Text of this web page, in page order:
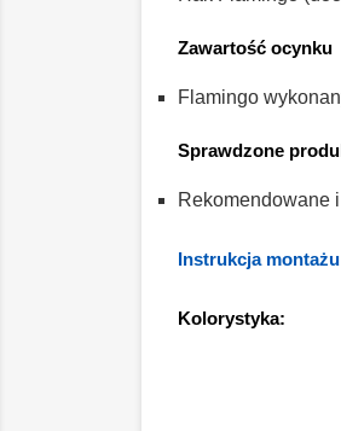
Zawartość ocynku
Flamingo
Sprawdzone
Rekomendowane
Instrukcja
Kolorystyka: